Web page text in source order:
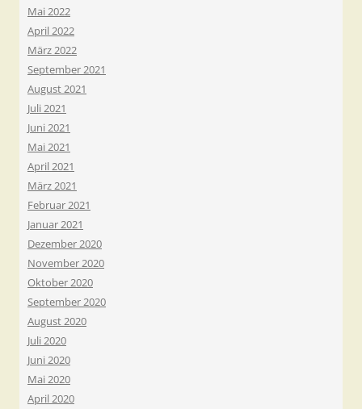
Mai 2022
April 2022
März 2022
September 2021
August 2021
Juli 2021
Juni 2021
Mai 2021
April 2021
März 2021
Februar 2021
Januar 2021
Dezember 2020
November 2020
Oktober 2020
September 2020
August 2020
Juli 2020
Juni 2020
Mai 2020
April 2020